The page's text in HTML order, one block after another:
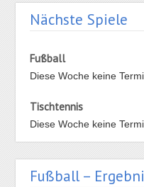
Nächste Spiele
Fußball
Diese Woche keine
Tischtennis
Diese Woche keine
Fußball –